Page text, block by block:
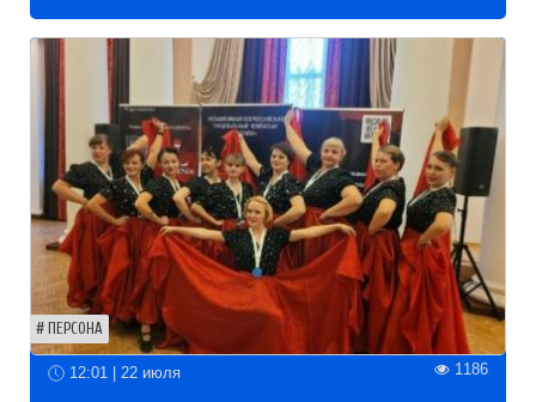
ПЕРСОНА
12:01 | 22 июля 1186